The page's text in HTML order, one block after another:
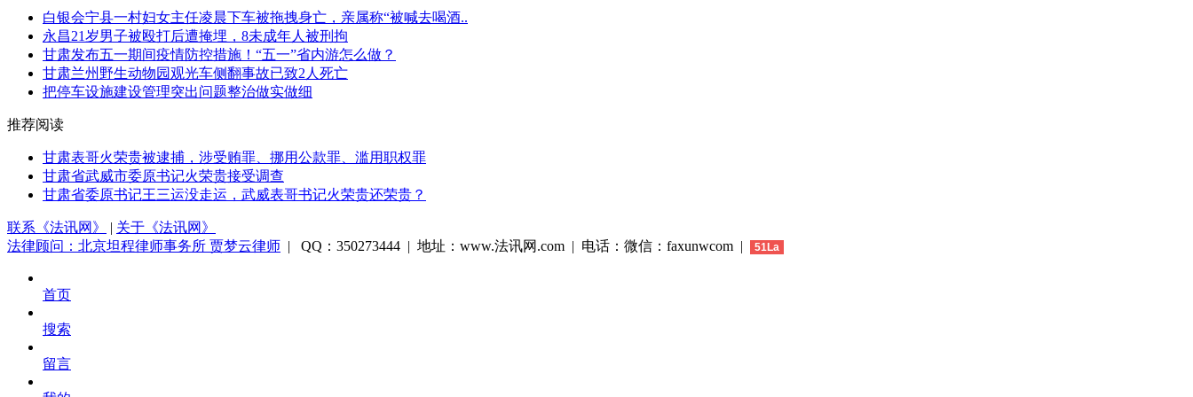
白银会宁县一村妇女主任凌晨下车被拖拽身亡，亲属称“被喊去喝酒..
永昌21岁男子被殴打后遭掩埋，8未成年人被刑拘
甘肃发布五一期间疫情防控措施！“五一”省内游怎么做？
甘肃兰州野生动物园观光车侧翻事故已致2人死亡
把停车设施建设管理突出问题整治做实做细
推荐阅读
甘肃表哥火荣贵被逮捕，涉受贿罪、挪用公款罪、滥用职权罪
甘肃省武威市委原书记火荣贵接受调查
甘肃省委原书记王三运没走运，武威表哥书记火荣贵还荣贵？
联系《法讯网》 | 关于《法讯网》
法律顾问：北京坦程律师事务所 贾梦云律师 | QQ：350273444 | 地址：www.法讯网.com | 电话：微信：faxunwcom | 51La
首页
搜索
留言